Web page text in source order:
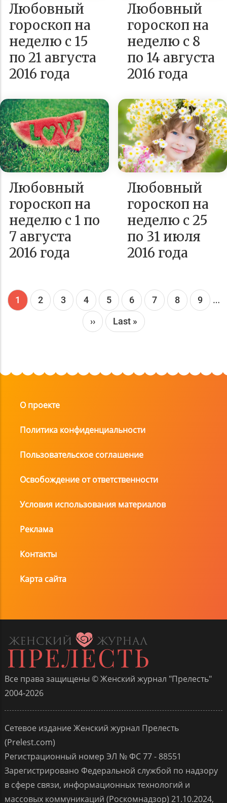
Любовный
гороскоп на
неделю с 15
по 21 августа
2016 года
Любовный
гороскоп на
неделю с 8
по 14 августа
2016 года
Любовный
гороскоп на
неделю с 1 по
7 августа
2016 года
Любовный
гороскоп на
неделю с 25
по 31 июля
2016 года
Текущая
1 Page
2 Page
3 Page
4 Page
5 Page
6 Page
7 Page
8 Page
9 …
Следующая
››
Последняя
Last »
О проекте
Политика конфиденциальности
Пользовательское соглашение
Освобождение от ответственности
Условия использования материалов
Реклама
Контакты
Карта сайта
Все права защищены © Женский журнал "Прелесть"
2004-2026
Сетевое издание Женский журнал Прелесть
(Prelest.com)
Регистрационный номер ЭЛ № ФС 77 - 88551
Зарегистрировано Федеральной службой по надзору
в сфере связи, информационных технологий и
массовых коммуникаций (Роскомнадзор) 21.10.2024,